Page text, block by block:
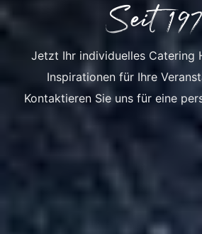
Seit
Jetzt Ihr individuelles Catering
Inspirationen für Ihre
Kontaktieren Sie uns für eine